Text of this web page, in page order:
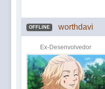
OFFLINE worthdavi
Ex-Desenvolvedor